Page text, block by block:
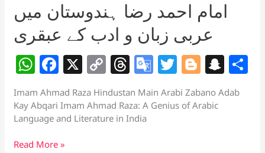
k n
sl
at
e
میں
عربی
زبان
ادب
کے
عبقری
امام احمد رضا ہندوستان میں
عربی زبان و ادب کے عبقری
W
h
at
s
A
F
a
c
e
b
X C
o
p
y
T
h
re
a
G
o
o
T
w
itt
Bl
o
g
S
n
a
Imam Ahmad Raza Hindustan Main Arabi Zabano Adab
Kay Abqari Imam Ahmad Raza: A Genius of Arabic
Language and Literature in India
امام
Read More »